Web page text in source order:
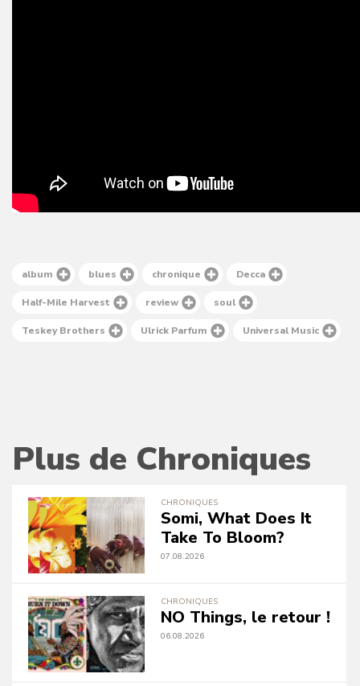
album blues chronique Decca
Half-Mile Harvest review soul
Teskey Brothers Ulrick Parfum Universal Music
Plus de Chroniques
CHRONIQUES
Somi, What Does It
Take To Bloom?
07.08.2026
CHRONIQUES
NO Things, le retour !
06.08.2026